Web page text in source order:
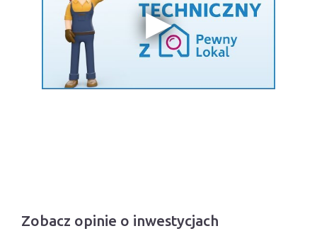
Zobacz opinie o inwestycjach